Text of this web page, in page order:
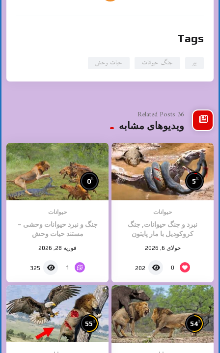
Tags
ببر جنگ حیوانات حیات وحش
36 Related Posts
ویدیوهای مشابه
5%
حیوانات
نبرد و جنگ حیوانات, جنگ
کروکودیل با مار پایتون
جولای 6, 2026
0
202
0%
حیوانات
جنگ و نبرد حیوانات وحشی –
مستند حیات وحش
فوریه 28, 2026
1
325
54%
55%